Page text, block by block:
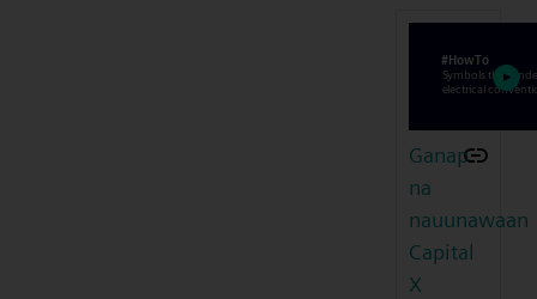
Ganap
na
nauunawaan
Capital
X